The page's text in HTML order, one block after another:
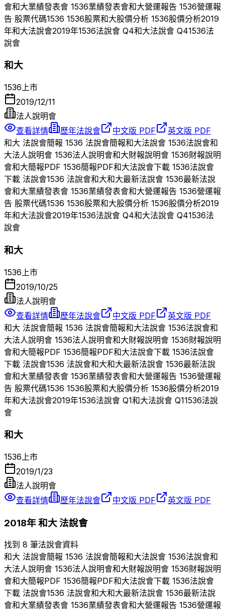
會和大業績發表會 1536業績發表會和大營運報告 1536營運報
告 股票代碼1536 1536股票和大股價分析 1536股價分析2019
年和大法說會2019年1536法說會 Q4和大法說會 Q41536法
說會
和大
1536上市
2019/12/11
法人說明會
查看詳情
歷年法說會 中文版 PDF
英文版 PDF
和大 法說會簡報 1536 法說會簡報和大法說會 1536法說會和
大法人說明會 1536法人說明會和大財報說明會 1536財報說明
會和大簡報PDF 1536簡報PDF和大法說會下載 1536法說會
下載 法說會1536 法說會和大和大最新法說會 1536最新法說
會和大業績發表會 1536業績發表會和大營運報告 1536營運報
告 股票代碼1536 1536股票和大股價分析 1536股價分析2019
年和大法說會2019年1536法說會 Q4和大法說會 Q41536法
說會
和大
1536 上市
2019/10/25
法人說明會
查看詳情
歷年法說會 中文版 PDF
英文版 PDF
和大 法說會簡報 1536 法說會簡報和大法說會 1536法說會和
大法人說明會 1536法人說明會和大財報說明會 1536財報說明
會和大簡報PDF 1536簡報PDF和大法說會下載 1536法說會
下載 法說會1536 法說會和大和大最新法說會 1536最新法說
會和大業績發表會 1536業績發表會和大營運報告 1536營運報
告 股票代碼1536 1536股票和大股價分析 1536股價分析2019
年和大法說會2019年1536法說會 Q1和大法說會 Q11536法說
會
和大
1536 上市
2019/1/23
法人說明會
查看詳情
歷年法說會 中文版 PDF 英文版 PDF
2018年和大法說會
找到 8 筆法說會資料
和大 法說會簡報 1536 法說會簡報和大法說會 1536法說會和
大法人說明會 1536法人說明會和大財報說明會 1536財報說明
會和大簡報PDF 1536簡報PDF和大法說會下載 1536法說會
下載 法說會1536 法說會和大和大最新法說會 1536最新法說
會和大業績發表會 1536業績發表會和大營運報告 1536營運報